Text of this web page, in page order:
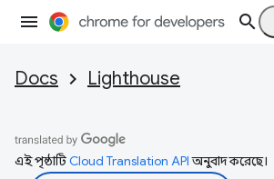
Docs Lighthouse
এই পৃষ্ঠাটিCloud Translation APIঅনুবাদ করেছে।